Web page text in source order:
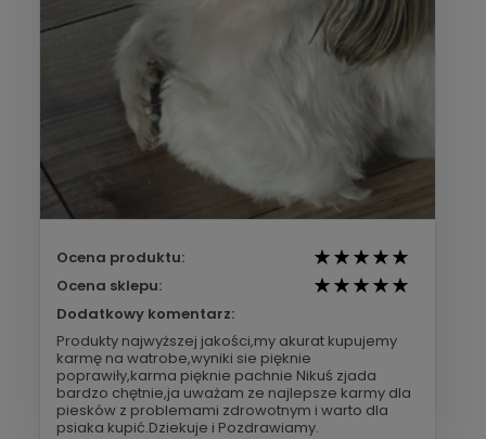
Ocena produktu:
Ocena sklepu:
Dodatkowy komentarz:
Produkty najwyższej jakości,my akurat kupujemy
karmę na watrobe,wyniki sie pięknie
poprawiły,karma pięknie pachnie Nikuś zjada
bardzo chętnie,ja uważam ze najlepsze karmy dla
piesków z problemami zdrowotnym i warto dla
psiaka kupić.Dziekuje i Pozdrawiamy.